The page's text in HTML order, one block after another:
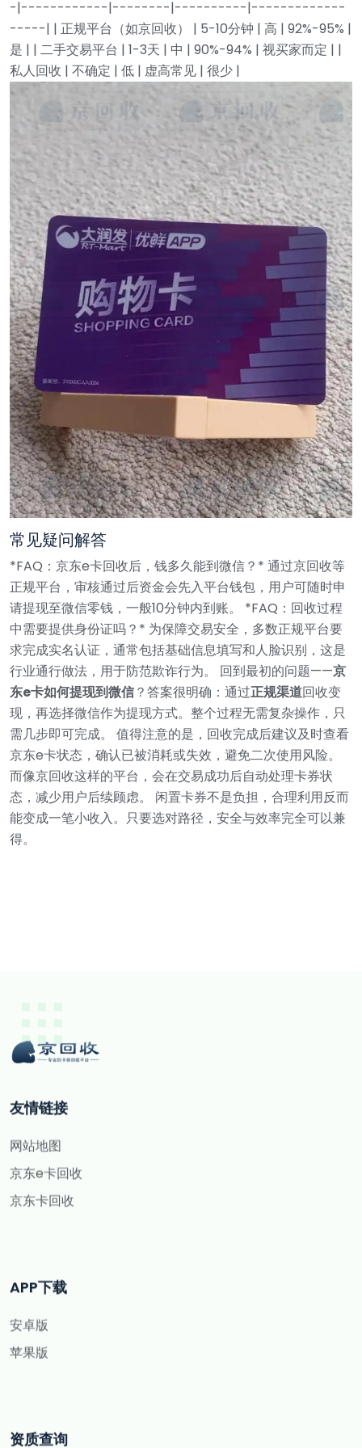
-|------------|--------|----------|-------------
-----| | 正规平台（如京回收） | 5-10分钟 | 高 | 92%-95% |
是 | | 二手交易平台 | 1-3天 | 中 | 90%-94% | 视买家而定 | |
私人回收 | 不确定 | 低 | 虚高常见 | 很少 |
常见疑问解答
*FAQ：京东e卡回收后，钱多久能到微信？* 通过京回收等
正规平台，审核通过后资金会先入平台钱包，用户可随时申
请提现至微信零钱，一般10分钟内到账。
*FAQ：回收过程
中需要提供身份证吗？* 为保障交易安全，多数正规平台要
求完成实名认证，通常包括基础信息填写和人脸识别，这是
行业通行做法，用于防范欺诈行为。
回到最初的问题——京
东e卡如何提现到微信？答案很明确：通过正规渠道回收变
现，再选择微信作为提现方式。整个过程无需复杂操作，只
需几步即可完成。
值得注意的是，回收完成后建议及时查看
京东e卡状态，确认已被消耗或失效，避免二次使用风险。
而像京回收这样的平台，会在交易成功后自动处理卡券状
态，减少用户后续顾虑。
闲置卡券不是负担，合理利用反而
能变成一笔小收入。只要选对路径，安全与效率完全可以兼
得。
友情链接
网站地图
京东e卡回收
京东卡回收
APP下载
安卓版
苹果版
资质查询